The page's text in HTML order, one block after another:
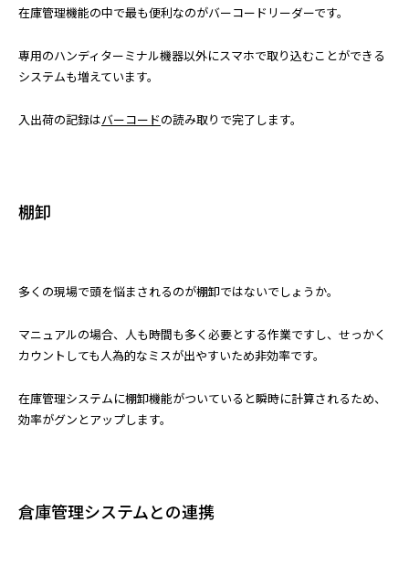
在庫管理機能の中で最も便利なのがバーコードリーダーです。
専用のハンディターミナル機器以外にスマホで取り込むことができる
システムも増えています。
入出荷の記録はバーコードの読み取りで完了します。
棚卸
多くの現場で頭を悩まされるのが棚卸ではないでしょうか。
マニュアルの場合、人も時間も多く必要とする作業ですし、せっかく
カウントしても人為的なミスが出やすいため非効率です。
在庫管理システムに棚卸機能がついていると瞬時に計算されるため、
効率がグンとアップします。
倉庫管理システムとの連携